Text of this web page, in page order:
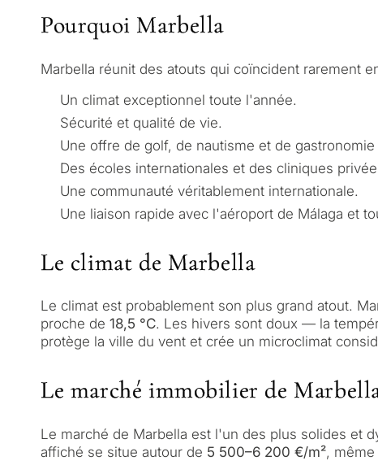
Pourquoi Marbella
Marbella réunit des atouts qui coïncident rarement
Un climat exceptionnel toute l'année.
Sécurité et qualité de vie.
Une offre de golf, de nautisme et de
Des écoles internationales et des cliniques
Une communauté véritablement internationale.
Une liaison rapide avec l'aéroport de Málaga et
Le climat de Marbella
Le climat est probablement son plus grand atout.
proche de 18,5 °C. Les hivers sont doux — la
protège la ville du vent et crée un microclimat
Le marché immobilier de
Le marché de Marbella est l'un des plus solides et
affiché se situe autour de 5 500–6 200 €/m²,